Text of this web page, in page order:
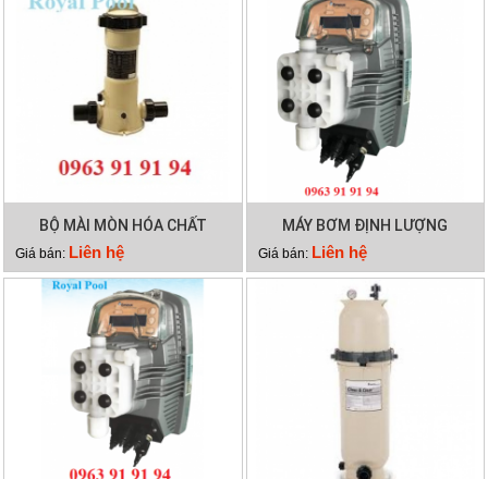
BỘ MÀI MÒN HÓA CHẤT
EMAUX CL-02
Giá bán: Liên hệ
MÁY BƠM ĐỊNH LƯỢNG
EMAUX CTRL7-ORP
Giá bán: Liên hệ